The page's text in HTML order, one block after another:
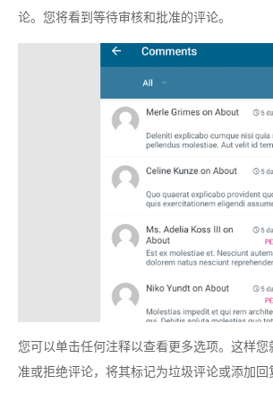
论。您将看到等待审核和批准的评论。
您可以单击任何注释以查看更多选项。这样
准或拒绝评论，将其标记为垃圾评论或添加回